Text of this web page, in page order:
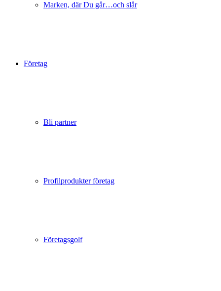
Marken, där Du går…och slår
Företag
Bli partner
Profilprodukter företag
Företagsgolf